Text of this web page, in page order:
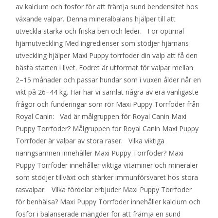
av kalcium och fosfor för att främja sund bendensitet hos
växande valpar. Denna mineralbalans hjälper till att
utveckla starka och friska ben och leder. För optimal
hjärnutveckling Med ingredienser som stödjer hjärnans
utveckling hjälper Maxi Puppy torrfoder din valp att få den
bästa starten i livet. Fodret är utformat för valpar mellan
2–15 månader och passar hundar som i vuxen ålder når en
vikt på 26–44 kg. Här har vi samlat några av era vanligaste
frågor och funderingar som rör Maxi Puppy Torrfoder från
Royal Canin: Vad är målgruppen för Royal Canin Maxi
Puppy Torrfoder? Målgruppen för Royal Canin Maxi Puppy
Torrfoder är valpar av stora raser. Vilka viktiga
näringsämnen innehåller Maxi Puppy Torrfoder? Maxi
Puppy Torrfoder innehåller viktiga vitaminer och mineraler
som stödjer tillväxt och stärker immunförsvaret hos stora
rasvalpar. Vilka fördelar erbjuder Maxi Puppy Torrfoder
för benhälsa? Maxi Puppy Torrfoder innehåller kalcium och
fosfor i balanserade mängder för att främja en sund